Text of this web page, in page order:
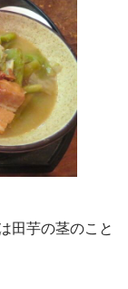
田芋の茎のこと